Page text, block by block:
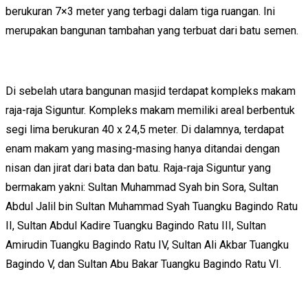
berukuran 7×3 meter yang terbagi dalam tiga ruangan. Ini
merupakan bangunan tambahan yang terbuat dari batu semen.
Di sebelah utara bangunan masjid terdapat kompleks makam
raja-raja Siguntur. Kompleks makam memiliki areal berbentuk
segi lima berukuran 40 x 24,5 meter. Di dalamnya, terdapat
enam makam yang masing-masing hanya ditandai dengan
nisan dan jirat dari bata dan batu. Raja-raja Siguntur yang
bermakam yakni: Sultan Muhammad Syah bin Sora, Sultan
Abdul Jalil bin Sultan Muhammad Syah Tuangku Bagindo Ratu
II, Sultan Abdul Kadire Tuangku Bagindo Ratu III, Sultan
Amirudin Tuangku Bagindo Ratu IV, Sultan Ali Akbar Tuangku
Bagindo V, dan Sultan Abu Bakar Tuangku Bagindo Ratu VI.